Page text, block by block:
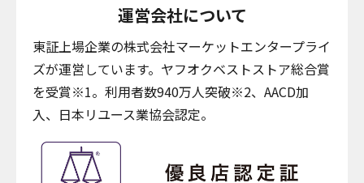
運営会社について
東証上場企業の株式会社マーケットエンタープライ
ズが運営しています。ヤフオクベストストア総合賞
を受賞※1。利用者数940万人突破※2、AACD加
入、日本リユース業協会認定。